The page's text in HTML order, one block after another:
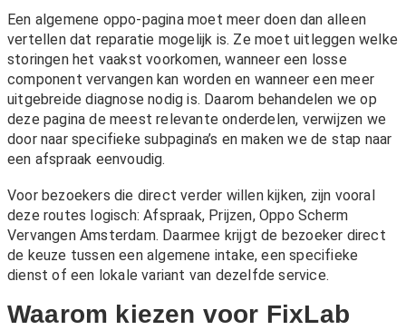
Een algemene oppo-pagina moet meer doen dan alleen
vertellen dat reparatie mogelijk is. Ze moet uitleggen welke
storingen het vaakst voorkomen, wanneer een losse
component vervangen kan worden en wanneer een meer
uitgebreide diagnose nodig is. Daarom behandelen we op
deze pagina de meest relevante onderdelen, verwijzen we
door naar specifieke subpagina’s en maken we de stap naar
een afspraak eenvoudig.
Voor bezoekers die direct verder willen kijken, zijn vooral
deze routes logisch:Afspraak, Prijzen,Oppo Scherm
Vervangen Amsterdam. Daarmee krijgt de bezoeker direct
de keuze tussen een algemene intake, een specifieke
dienst of een lokale variant van dezelfde service.
Waarom kiezen voor FixLab